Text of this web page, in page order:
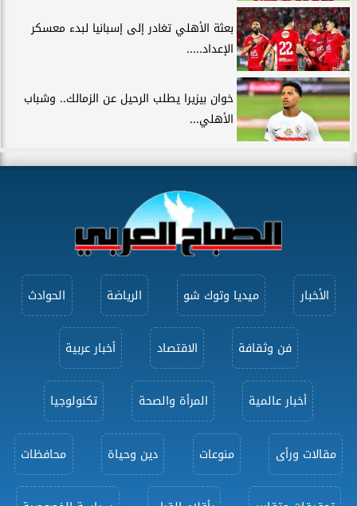
بعثة الأهلي تغادر إلى إسبانيا لبدء معسكر
الإعداد.....
خوان بيزيرا يطلب الرحيل عن الزمالك.. وشباب
الأهلي...
الأخبار ميديا وتوك شو الرياضة الحوادث
فن وثقافة الاقتصاد أخبار عربية
أخبار عالمية المرأة والصحة تكنولوجيا
مقالات ورأى منوعات دين وحياة محافظات